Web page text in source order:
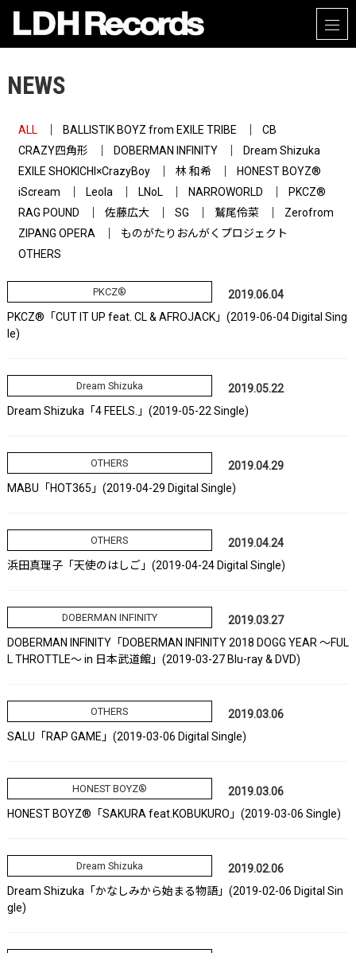
NEWS
ALL BALLISTIK BOYZ from EXILE TRIBE
CB
CRAZY四角形
DOBERMAN INFINITY
Dream Shizuka
EXILE SHOKICHI×CrazyBoy
林 和希
HONEST BOYZ®
iScream
Leola LNoL NARROWORLD
PKCZ®
RAG POUND
佐藤広大 SG 鷲尾伶菜
Zerofrom
ZIPANG OPERA
ものがたりおんがくプロジェクト
OTHERS
PKCZ®
2019.06.04
PKCZ®「CUT IT UP feat. CL & AFROJACK」(2019-06-04 Digital Sing
le)
Dream Shizuka
2019.05.22
Dream Shizuka「4 FEELS.」(2019-05-22 Single)
OTHERS
2019.04.29
MABU「HOT365」(2019-04-29 Digital Single)
OTHERS
2019.04.24
浜田真理子「天使のはしご」(2019-04-24 Digital Single)
DOBERMAN INFINITY
2019.03.27
DOBERMAN INFINITY「DOBERMAN INFINITY 2018 DOGG YEAR ～FUL
L THROTTLE～ in 日本武道館」(2019-03-27 Blu-ray & DVD)
OTHERS
2019.03.06
SALU「RAP GAME」(2019-03-06 Digital Single)
HONEST BOYZ®
2019.03.06
HONEST BOYZ®「SAKURA feat.KOBUKURO」(2019-03-06 Single)
Dream Shizuka
2019.02.06
Dream Shizuka「かなしみから始まる物語」(2019-02-06 Digital Sin
gle)